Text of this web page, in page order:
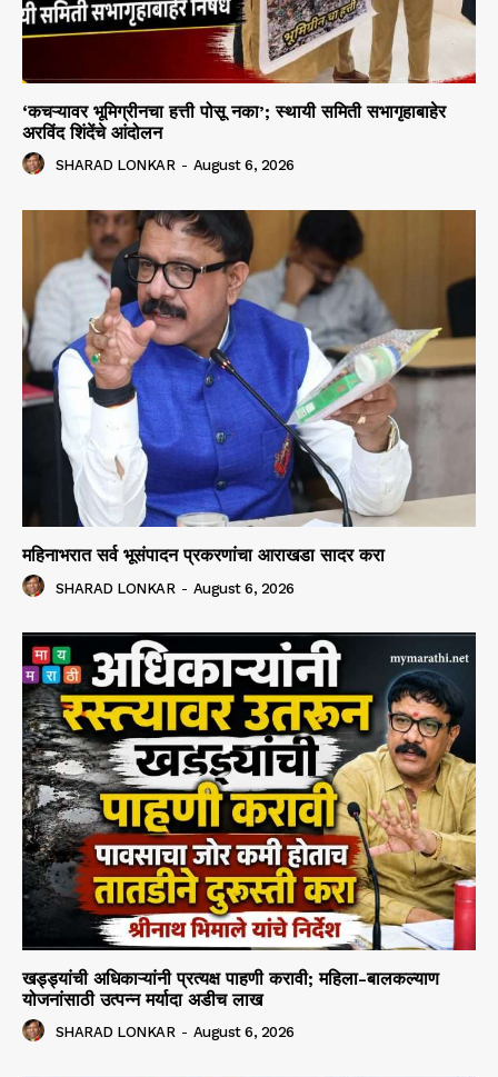
‘कचऱ्यावर भूमिग्रीनचा हत्ती पोसू नका’; स्थायी समिती सभागृहाबाहेर
अरविंद शिंदेंचे आंदोलन
SHARAD LONKAR - August 6, 2026
महिनाभरात सर्व भूसंपादन प्रकरणांचा आराखडा सादर करा
SHARAD LONKAR - August 6, 2026
खड्ड्यांची अधिकाऱ्यांनी प्रत्यक्ष पाहणी करावी; महिला-बालकल्याण
योजनांसाठी उत्पन्न मर्यादा अडीच लाख
SHARAD LONKAR - August 6, 2026